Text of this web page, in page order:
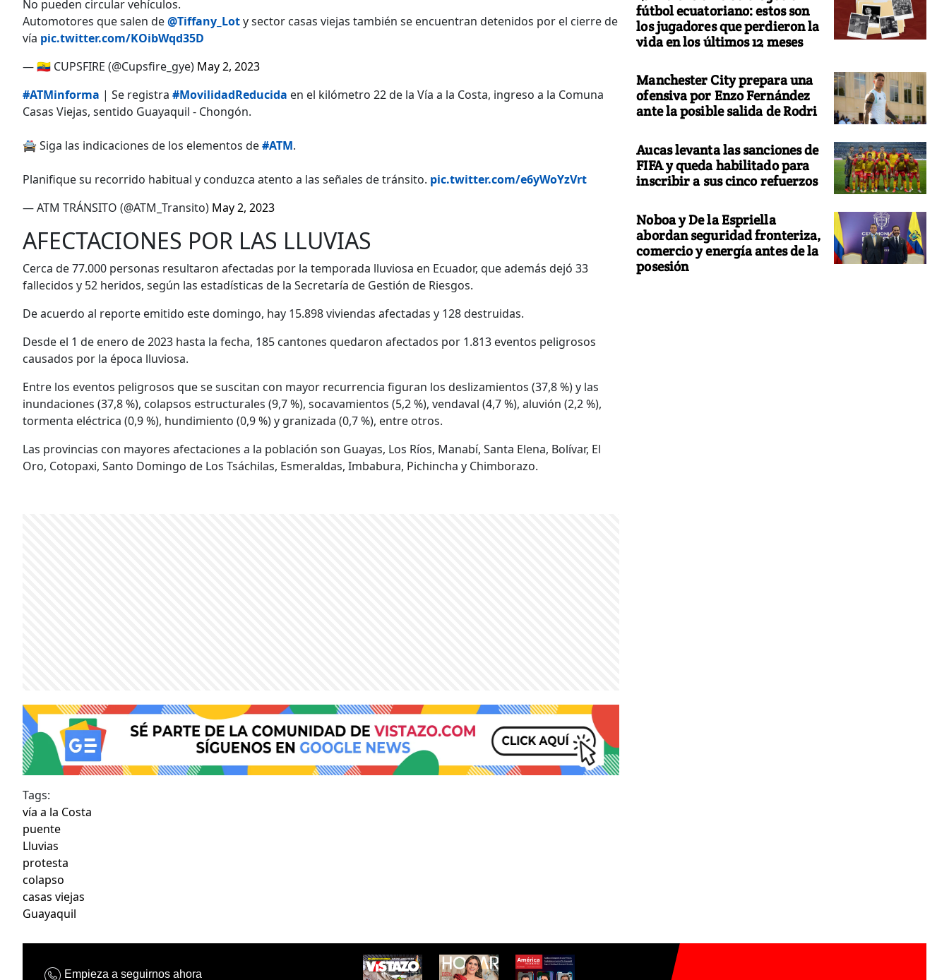
No pueden circular vehículos.
Automotores que salen de@Tiffany_Loty sector casas viejas también se encuentran detenidos por el cierre de
vía pic.twitter.com/KOibWqd35D
— 🇪🇨 CUPSFIRE (@Cupsfire_gye) May 2, 2023
#ATMinforma | Se registra #MovilidadReducida en el kilómetro 22 de la Vía a la Costa, ingreso a la Comuna
Casas Viejas, sentido Guayaquil - Chongón.
🚔 Siga las indicaciones de los elementos de#ATM.
Planifique su recorrido habitual y conduzca atento a las señales de tránsito. pic.twitter.com/e6yWoYzVrt
— ATM TRÁNSITO (@ATM_Transito) May 2, 2023
AFECTACIONES POR LAS LLUVIAS
Cerca de 77.000 personas resultaron afectadas por la temporada lluviosa en Ecuador, que además dejó 33
fallecidos y 52 heridos, según las estadísticas de la Secretaría de Gestión de Riesgos.
De acuerdo al reporte emitido este domingo, hay 15.898 viviendas afectadas y 128 destruidas.
Desde el 1 de enero de 2023 hasta la fecha, 185 cantones quedaron afectados por 1.813 eventos peligrosos
causados por la época lluviosa.
Entre los eventos peligrosos que se suscitan con mayor recurrencia figuran los deslizamientos (37,8 %) y las
inundaciones (37,8 %), colapsos estructurales (9,7 %), socavamientos (5,2 %), vendaval (4,7 %), aluvión (2,2 %),
tormenta eléctrica (0,9 %), hundimiento (0,9 %) y granizada (0,7 %), entre otros.
Las provincias con mayores afectaciones a la población son Guayas, Los Ríos, Manabí, Santa Elena, Bolívar, El
Oro, Cotopaxi, Santo Domingo de Los Tsáchilas, Esmeraldas, Imbabura, Pichincha y Chimborazo.
Tags:
vía a la Costa
puente
Lluvias
protesta
colapso
casas viejas
Guayaquil
fútbol ecuatoriano: estos son
los jugadores que perdieron la
vida en los últimos 12 meses
Manchester City prepara una
ofensiva por Enzo Fernández
ante la posible salida de Rodri
Aucas levanta las sanciones de
FIFA y queda habilitado para
inscribir a sus cinco refuerzos
Noboa y De la Espriella
abordan seguridad fronteriza,
comercio y energía antes de la
posesión
Empieza a seguirnos ahora